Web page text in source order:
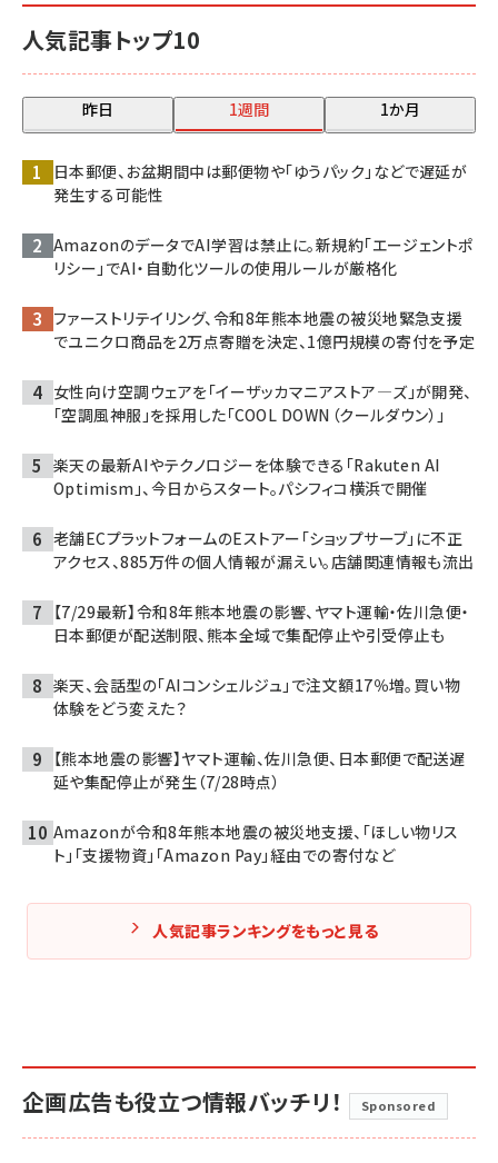
人気記事トップ10
昨日 1週間 1か月
日本郵便、お盆期間中は郵便物や「ゆうパック」などで遅延が
発生する可能性
AmazonのデータでAI学習は禁止に。新規約「エージェントポ
リシー」でAI・自動化ツールの使用ルールが厳格化
ファーストリテイリング、令和8年熊本地震の被災地緊急支援
でユニクロ商品を2万点寄贈を決定、1億円規模の寄付を予定
女性向け空調ウェアを「イーザッカマニアストア―ズ」が開発、
「空調風神服」を採用した「COOL DOWN（クールダウン）」
楽天の最新AIやテクノロジーを体験できる「Rakuten AI
Optimism」、今日からスタート。パシフィコ横浜で開催
老舗ECプラットフォームのEストアー「ショップサーブ」に不正
アクセス、885万件の個人情報が漏えい。店舗関連情報も流出
【7/29最新】令和8年熊本地震の影響、ヤマト運輸・佐川急便・
日本郵便が配送制限、熊本全域で集配停止や引受停止も
楽天、会話型の「AIコンシェルジュ」で注文額17％増。買い物
体験をどう変えた？
【熊本地震の影響】ヤマト運輸、佐川急便、日本郵便で配送遅
延や集配停止が発生（7/28時点）
Amazonが令和8年熊本地震の被災地支援、「ほしい物リス
ト」「支援物資」「Amazon Pay」経由での寄付など
人気記事ランキングをもっと見る
企画広告も役立つ情報バッチリ！ Sponsored